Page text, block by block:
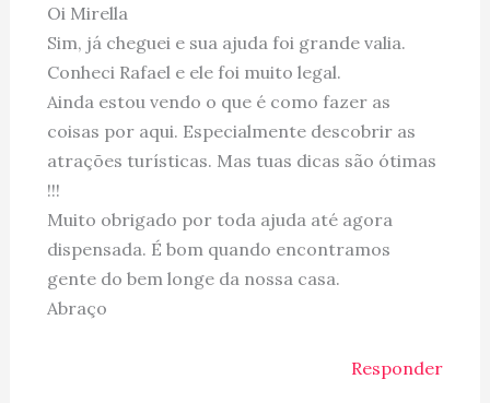
Oi Mirella
Sim, já cheguei e sua ajuda foi grande valia.
Conheci Rafael e ele foi muito legal.
Ainda estou vendo o que é como fazer as
coisas por aqui. Especialmente descobrir as
atrações turísticas. Mas tuas dicas são ótimas
!!!
Muito obrigado por toda ajuda até agora
dispensada. É bom quando encontramos
gente do bem longe da nossa casa.
Abraço
Responder